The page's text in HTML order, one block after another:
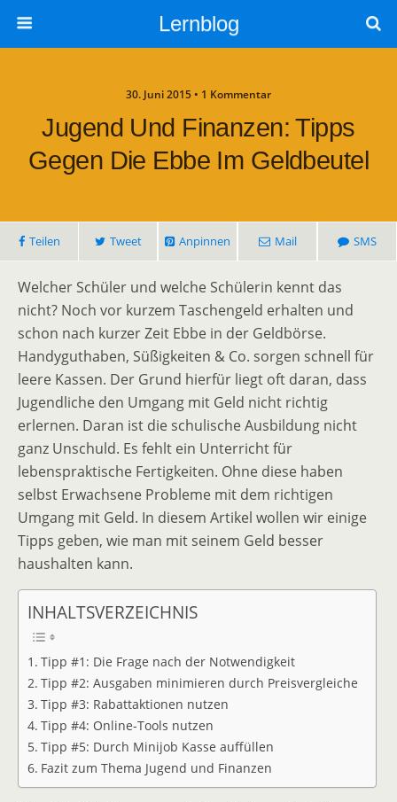
Lernblog
30. Juni 2015 • 1 Kommentar
Jugend Und Finanzen: Tipps
Gegen Die Ebbe Im Geldbeutel
Teilen Tweet Anpinnen Mail SMS
Welcher Schüler und welche Schülerin kennt das
nicht? Noch vor kurzem Taschengeld erhalten und
schon nach kurzer Zeit Ebbe in der Geldbörse.
Handyguthaben, Süßigkeiten & Co. sorgen schnell für
leere Kassen. Der Grund hierfür liegt oft daran, dass
Jugendliche den Umgang mit Geld nicht richtig
erlernen. Daran ist die schulische Ausbildung nicht
ganz Unschuld. Es fehlt ein Unterricht für
lebenspraktische Fertigkeiten. Ohne diese haben
selbst Erwachsene Probleme mit dem richtigen
Umgang mit Geld. In diesem Artikel wollen wir einige
Tipps geben, wie man mit seinem Geld besser
haushalten kann.
INHALTSVERZEICHNIS
Tipp #1: Die Frage nach der Notwendigkeit
Tipp #2: Ausgaben minimieren durch Preisvergleiche
Tipp #3: Rabattaktionen nutzen
Tipp #4: Online-Tools nutzen
Tipp #5: Durch Minijob Kasse auffüllen
Fazit zum Thema Jugend und Finanzen